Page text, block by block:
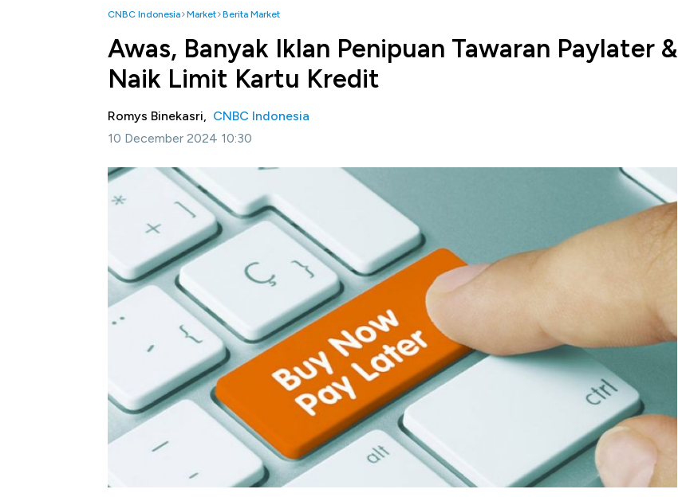
CNBC Indonesia Market Berita Market
Awas, Banyak Iklan Penipuan Tawaran Paylater &
Naik Limit Kartu Kredit
Romys Binekasri, CNBC Indonesia
10 December 2024 10:30